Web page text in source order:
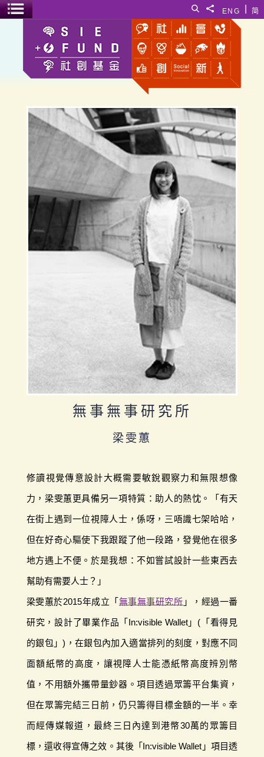
简
ENG
分享給
搜尋
選單開關
無事無事研究所
無事無事研究所
梁雯蕙
修讀視覺傳意設計大概需要敏銳觀察力和無限想像
力，梁雯蕙更具備另一項特質：助人的熱忱。「有天
在街上遇到一位視障人士，係呀，三唔識七架哈哈，
但在好奇心驅使下我跟蹤了他一段路，發覺他在很多
地方遇上不便。於是我想：不如嘗試設計一些東西去
幫助有需要人士？」
梁雯蕙於2015年成立「 無事無事研究所 」，經過一番
研究，設計了畢業作品「In:visible Wallet」(「看得見
的銀包」)，在銀包內加入適當排列的刻度，對應不同
面額紙幣的高度，讓視障人士能憑紙幣高度辨別幣
值，不用額外攜帶量鈔器。項目透過眾籌平台集資，
但在眾籌完結三日前，仍只籌得目標金額的一半。幸
而經傳媒報道，最終三日內達到港幣30萬的眾籌目
標，還收得宣傳之效。其後「In:visible Wallet」項目透